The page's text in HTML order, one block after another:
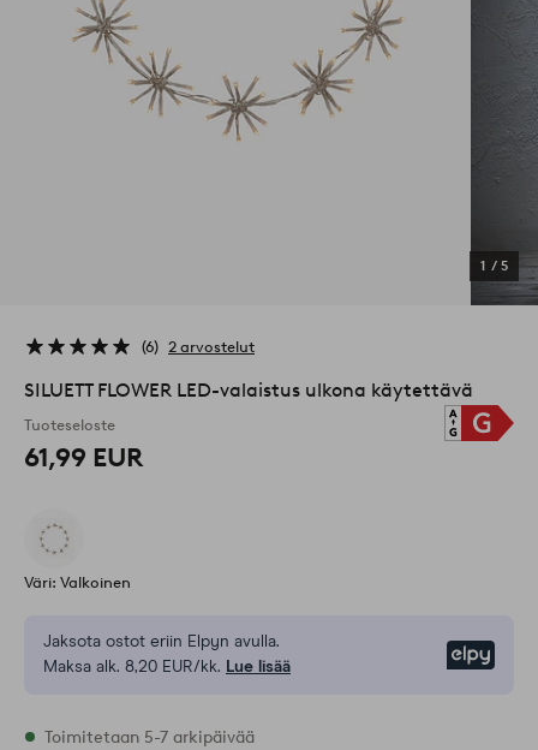
1 / 5
6 2 arvostelut
SILUETT FLOWER LED-valaistus ulkona käytettävä
Tuoteseloste
61,99 EUR
Väri: Valkoinen
Jaksota ostot eriin Elpyn avulla.
Maksa alk. 8,20 EUR/kk. Lue lisää
Varastossa
Toimitetaan 5-7 arkipäivää